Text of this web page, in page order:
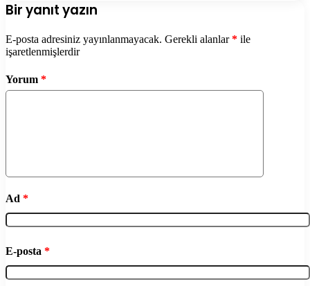
Bir yanıt yazın
E-posta adresiniz yayınlanmayacak. Gerekli alanlar* ile
işaretlenmişlerdir
Yorum *
Ad *
E-posta *